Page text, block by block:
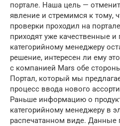
портале. Наша цель —
явление и стремимся к тому,
проверки проходил на
приходят уже качественные
категорийному менеджеру
решение, интересен ли ему
с компанией Mars обе
Портал, который мы
процесс ввода нового
Раньше информацию о
категорийному менеджеру в
распечатанном виде. Данные